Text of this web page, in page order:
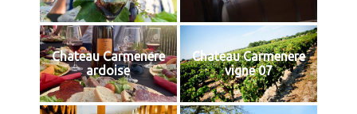
Chateau Carmenere
ardoise
Chateau Carmenere
vigne 07